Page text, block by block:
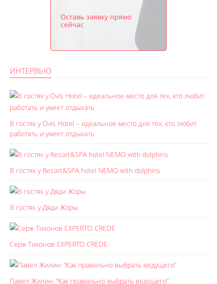
Оставь заявку прямо
сейчас
ИНТЕРВЬЮ
В гостях у Ovis Hotel – идеальное место для тех, кто любит
работать и умеет отдыхать
В гостях у Resort&SPA hotel NEMO with dolphins
В гостях у Дяди Жоры
Серж Тихонов EXPERTO CREDE
Павел Жилин: “Как правильно выбрать ведущего”